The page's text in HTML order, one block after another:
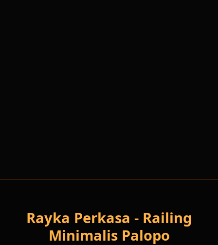
Rayka Perkasa - Railing
Minimalis Palopo